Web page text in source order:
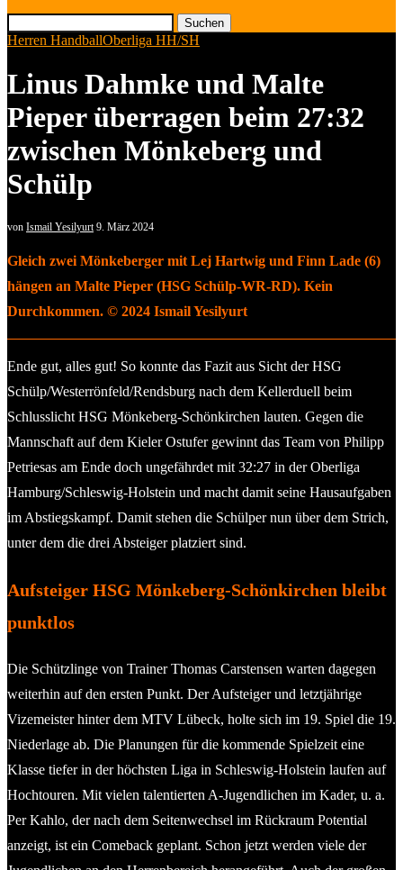
Suchen
Herren HandballOberliga HH/SH
Linus Dahmke und Malte
Pieper überragen beim 27:32
zwischen Mönkeberg und
Schülp
von Ismail Yesilyurt 9. März 2024
Gleich zwei Mönkeberger mit Lej Hartwig und Finn Lade (6)
hängen an Malte Pieper (HSG Schülp-WR-RD). Kein
Durchkommen. © 2024 Ismail Yesilyurt
Ende gut, alles gut! So konnte das Fazit aus Sicht der HSG
Schülp/Westerrönfeld/Rendsburg nach dem Kellerduell beim
Schlusslicht HSG Mönkeberg-Schönkirchen lauten. Gegen die
Mannschaft auf dem Kieler Ostufer gewinnt das Team von Philipp
Petriesas am Ende doch ungefährdet mit 32:27 in der Oberliga
Hamburg/Schleswig-Holstein und macht damit seine Hausaufgaben
im Abstiegskampf. Damit stehen die Schülper nun über dem Strich,
unter dem die drei Absteiger platziert sind.
Aufsteiger HSG Mönkeberg-Schönkirchen bleibt
punktlos
Die Schützlinge von Trainer Thomas Carstensen warten dagegen
weiterhin auf den ersten Punkt. Der Aufsteiger und letztjährige
Vizemeister hinter dem MTV Lübeck, holte sich im 19. Spiel die 19.
Niederlage ab. Die Planungen für die kommende Spielzeit eine
Klasse tiefer in der höchsten Liga in Schleswig-Holstein laufen auf
Hochtouren. Mit vielen talentierten A-Jugendlichen im Kader, u. a.
Per Kahlo, der nach dem Seitenwechsel im Rückraum Potential
anzeigt, ist ein Comeback geplant. Schon jetzt werden viele der